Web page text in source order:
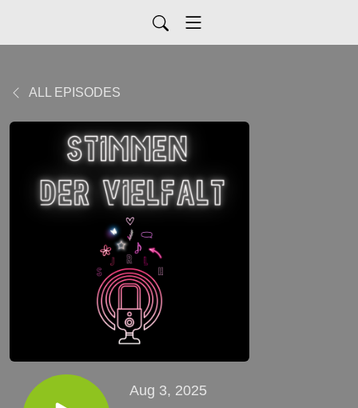
ALL EPISODES
Aug 3, 2025